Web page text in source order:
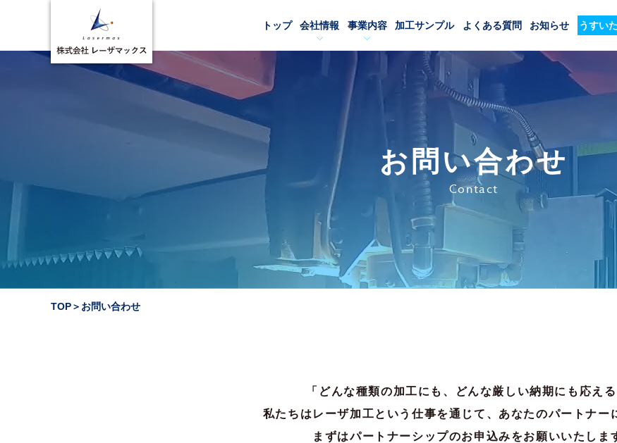
トップ 会社情報 事業内容 加工サンプル よくある質問 お知らせ うすい
お問い合わせ
Contact
TOP＞ お問い合わせ
「どんな種類の加工にも、どんな厳しい納期にも応える
私たちはレーザ加工という仕事を通じて、あなたのパートナー
まずはパートナーシップのお申込みをお願いいたしま
必須
貴社名ふりがな
役職
必須
必須